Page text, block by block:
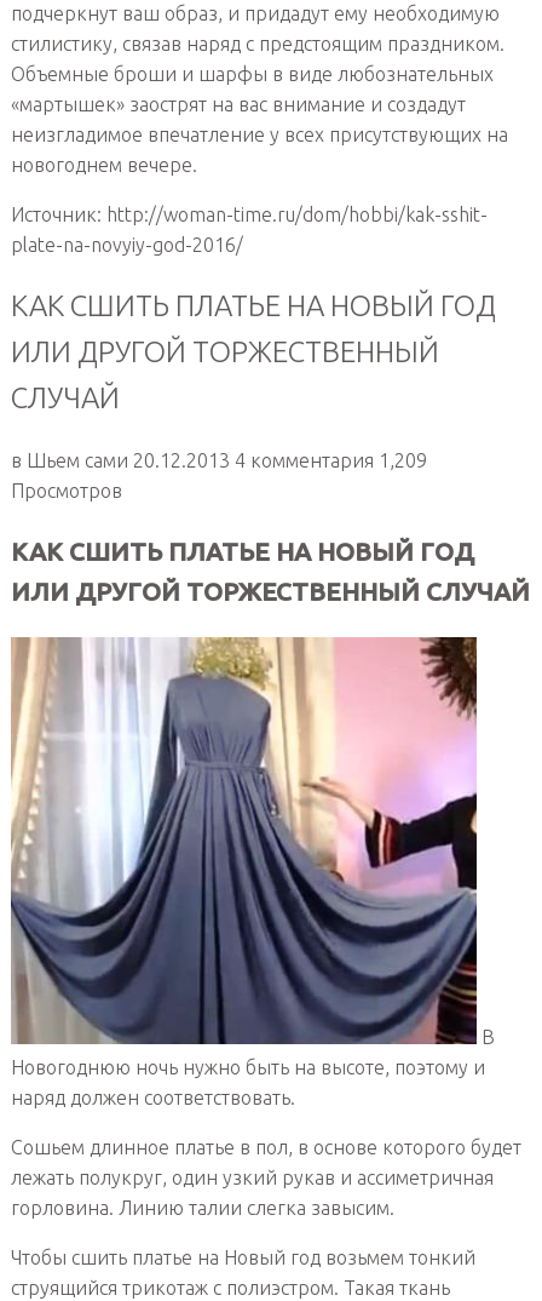
подчеркнут ваш образ, и придадут ему необходимую
стилистику, связав наряд с предстоящим праздником.
Объемные броши и шарфы в виде любознательных
«мартышек» заострят на вас внимание и создадут
неизгладимое впечатление у всех присутствующих на
новогоднем вечере.
Источник: http://woman-time.ru/dom/hobbi/kak-sshit-
plate-na-novyiy-god-2016/
КАК СШИТЬ ПЛАТЬЕ НА НОВЫЙ ГОД
ИЛИ ДРУГОЙ ТОРЖЕСТВЕННЫЙ
СЛУЧАЙ
в Шьем сами 20.12.2013 4 комментария 1,209
Просмотров
КАК СШИТЬ ПЛАТЬЕ НА НОВЫЙ ГОД
ИЛИ ДРУГОЙ ТОРЖЕСТВЕННЫЙ СЛУЧАЙ
В
Новогоднюю ночь нужно быть на высоте, поэтому и
наряд должен соответствовать.
Сошьем длинное платье в пол, в основе которого будет
лежать полукруг, один узкий рукав и ассиметричная
горловина. Линию талии слегка завысим.
Чтобы сшить платье на Новый год возьмем тонкий
струящийся трикотаж с полиэстром. Такая ткань